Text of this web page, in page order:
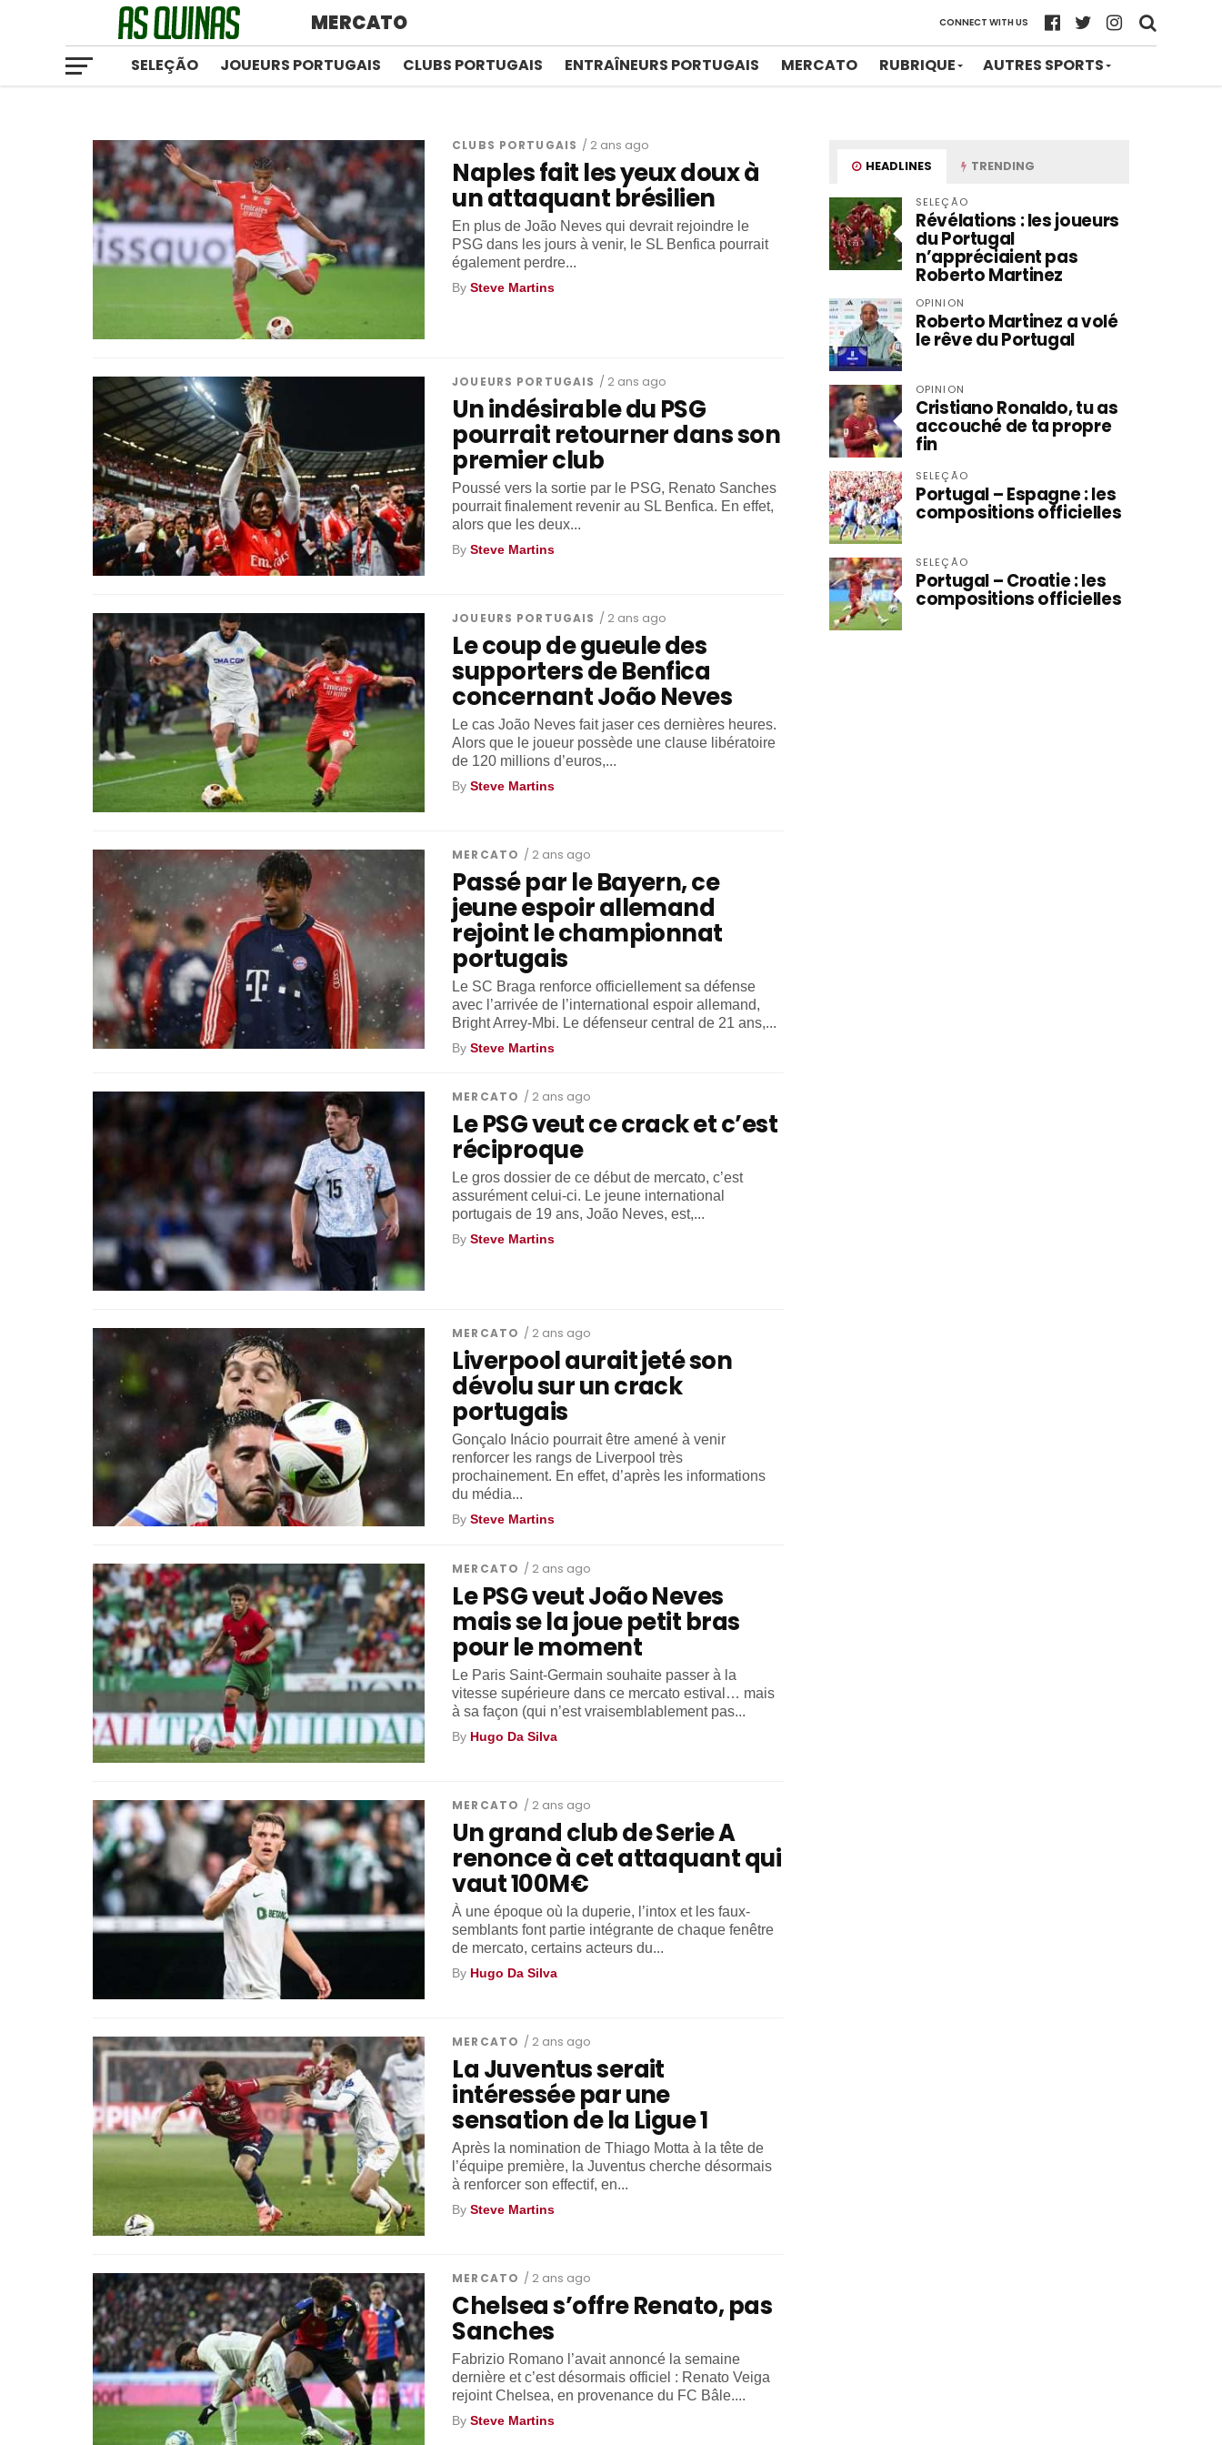
MERCATO CONNECT WITH US
SELEÇÃO JOUEURS PORTUGAIS CLUBS PORTUGAIS ENTRAÎNEURS PORTUGAIS MERCATO RUBRIQUE AUTRES SPORTS
CLUBS PORTUGAIS / 2 ans ago
Naples fait les yeux doux à
un attaquant brésilien
En plus de João Neves qui devrait rejoindre le
PSG dans les jours à venir, le SL Benfica pourrait
également perdre...
BySteve Martins
JOUEURS PORTUGAIS / 2 ans ago
Un indésirable du PSG
pourrait retourner dans son
premier club
Poussé vers la sortie par le PSG, Renato Sanches
pourrait finalement revenir au SL Benfica. En effet,
alors que les deux...
BySteve Martins
JOUEURS PORTUGAIS / 2 ans ago
Le coup de gueule des
supporters de Benfica
concernant João Neves
Le cas João Neves fait jaser ces dernières heures.
Alors que le joueur possède une clause libératoire
de 120 millions d’euros,...
BySteve Martins
MERCATO / 2 ans ago
Passé par le Bayern, ce
jeune espoir allemand
rejoint le championnat
portugais
Le SC Braga renforce officiellement sa défense
avec l’arrivée de l’international espoir allemand,
Bright Arrey-Mbi. Le défenseur central de 21 ans,...
BySteve Martins
MERCATO / 2 ans ago
Le PSG veut ce crack et c’est
réciproque
Le gros dossier de ce début de mercato, c’est
assurément celui-ci. Le jeune international
portugais de 19 ans, João Neves, est,...
BySteve Martins
MERCATO / 2 ans ago
Liverpool aurait jeté son
dévolu sur un crack
portugais
Gonçalo Inácio pourrait être amené à venir
renforcer les rangs de Liverpool très
prochainement. En effet, d’après les informations
du média...
BySteve Martins
MERCATO / 2 ans ago
Le PSG veut João Neves
mais se la joue petit bras
pour le moment
Le Paris Saint-Germain souhaite passer à la
vitesse supérieure dans ce mercato estival… mais
à sa façon (qui n’est vraisemblablement pas...
By Hugo Da Silva
MERCATO / 2 ans ago
Un grand club de Serie A
renonce à cet attaquant qui
vaut 100M€
À une époque où la duperie, l’intox et les faux-
semblants font partie intégrante de chaque fenêtre
de mercato, certains acteurs du...
By Hugo Da Silva
MERCATO / 2 ans ago
La Juventus serait
intéressée par une
sensation de la Ligue 1
Après la nomination de Thiago Motta à la tête de
l’équipe première, la Juventus cherche désormais
à renforcer son effectif, en...
BySteve Martins
MERCATO / 2 ans ago
Chelsea s’offre Renato, pas
Sanches
Fabrizio Romano l’avait annoncé la semaine
dernière et c’est désormais officiel : Renato Veiga
rejoint Chelsea, en provenance du FC Bâle....
BySteve Martins
HEADLINES TRENDING
SELEÇÃO
Révélations : les joueurs
du Portugal
n’appréciaient pas
Roberto Martinez
OPINION
Roberto Martinez a volé
le rêve du Portugal
OPINION
Cristiano Ronaldo, tu as
accouché de ta propre
fin
SELEÇÃO
Portugal – Espagne : les
compositions officielles
SELEÇÃO
Portugal – Croatie : les
compositions officielles